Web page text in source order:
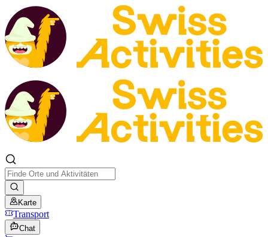
Karte
Transport
Chat